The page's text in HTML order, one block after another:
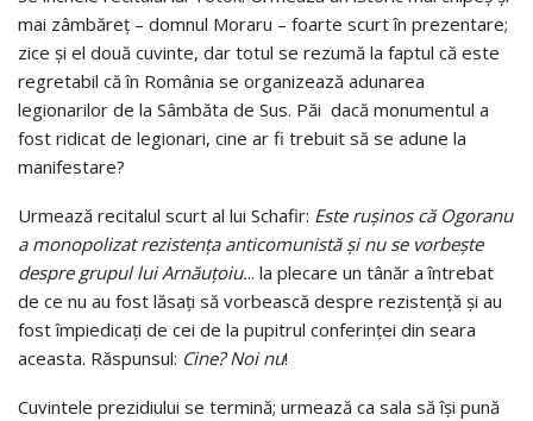
mai zâmbăreț – domnul Moraru – foarte scurt în prezentare;
zice și el două cuvinte, dar totul se rezumă la faptul că este
regretabil că în România se organizează adunarea
legionarilor de la Sâmbăta de Sus. Păi dacă monumentul a
fost ridicat de legionari, cine ar fi trebuit să se adune la
manifestare?
Urmează recitalul scurt al lui Schafir: Este rușinos că Ogoranu
a monopolizat rezistența anticomunistă și nu se vorbește
despre grupul lui Arnăuțoiu... la plecare un tânăr a întrebat
de ce nu au fost lăsați să vorbească despre rezistență și au
fost împiedicați de cei de la pupitrul conferinței din seara
aceasta. Răspunsul: Cine? Noi nu!
Cuvintele prezidiului se termină; urmează ca sala să își pună